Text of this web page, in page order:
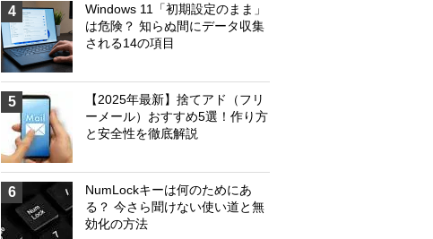
4
Windows 11「初期設定のまま」
は危険？ 知らぬ間にデータ収集
される14の項目
5
【2025年最新】捨てアド（フリ
ーメール）おすすめ5選！作り方
と安全性を徹底解説
6
NumLockキーは何のためにあ
る？ 今さら聞けない使い道と無
効化の方法